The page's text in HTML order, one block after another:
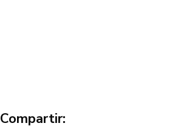
Compartir: